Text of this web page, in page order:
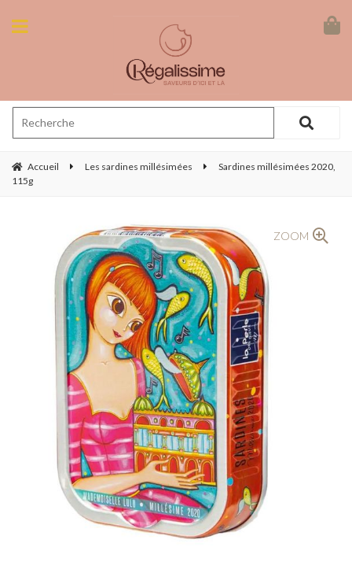
Accueil Les sardines millésimées
Sardines millésimées 2020,
115g
ZOOM